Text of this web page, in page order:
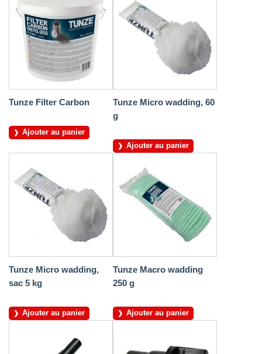
Tunze Filter Carbon
Ajouter au panier
Tunze Micro wadding, 60
g
Ajouter au panier
Tunze Micro wadding,
sac 5 kg
Ajouter au panier
Tunze Macro wadding
250 g
Ajouter au panier